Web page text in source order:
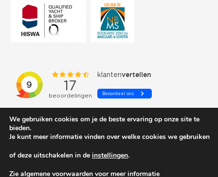
We gebruiken cookies om je de beste ervaring op onze site te
bieden.
Je kunt meer informatie vinden over welke cookies we gebruiken
of deze uitschakelen in de instellingen.
Zie algemene voorwaarden voor meer informatie